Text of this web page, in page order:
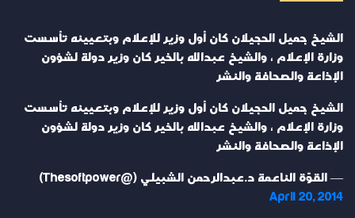
الشيخ جميل الحجيلان كان أول وزير للإعلام وبتعيينه تأسست
وزارة الإعلام ، والشيخ عبدالله بالخير كان وزير دولة لشؤون
الإذاعة والصحافة والنشر
الشيخ جميل الحجيلان كان أول وزير للإعلام وبتعيينه تأسست
وزارة الإعلام ، والشيخ عبدالله بالخير كان وزير دولة لشؤون
الإذاعة والصحافة والنشر
— القوّة الناعمة د.عبدالرحمن الشبيلي (@Thesoftpower)
April 20, 2014